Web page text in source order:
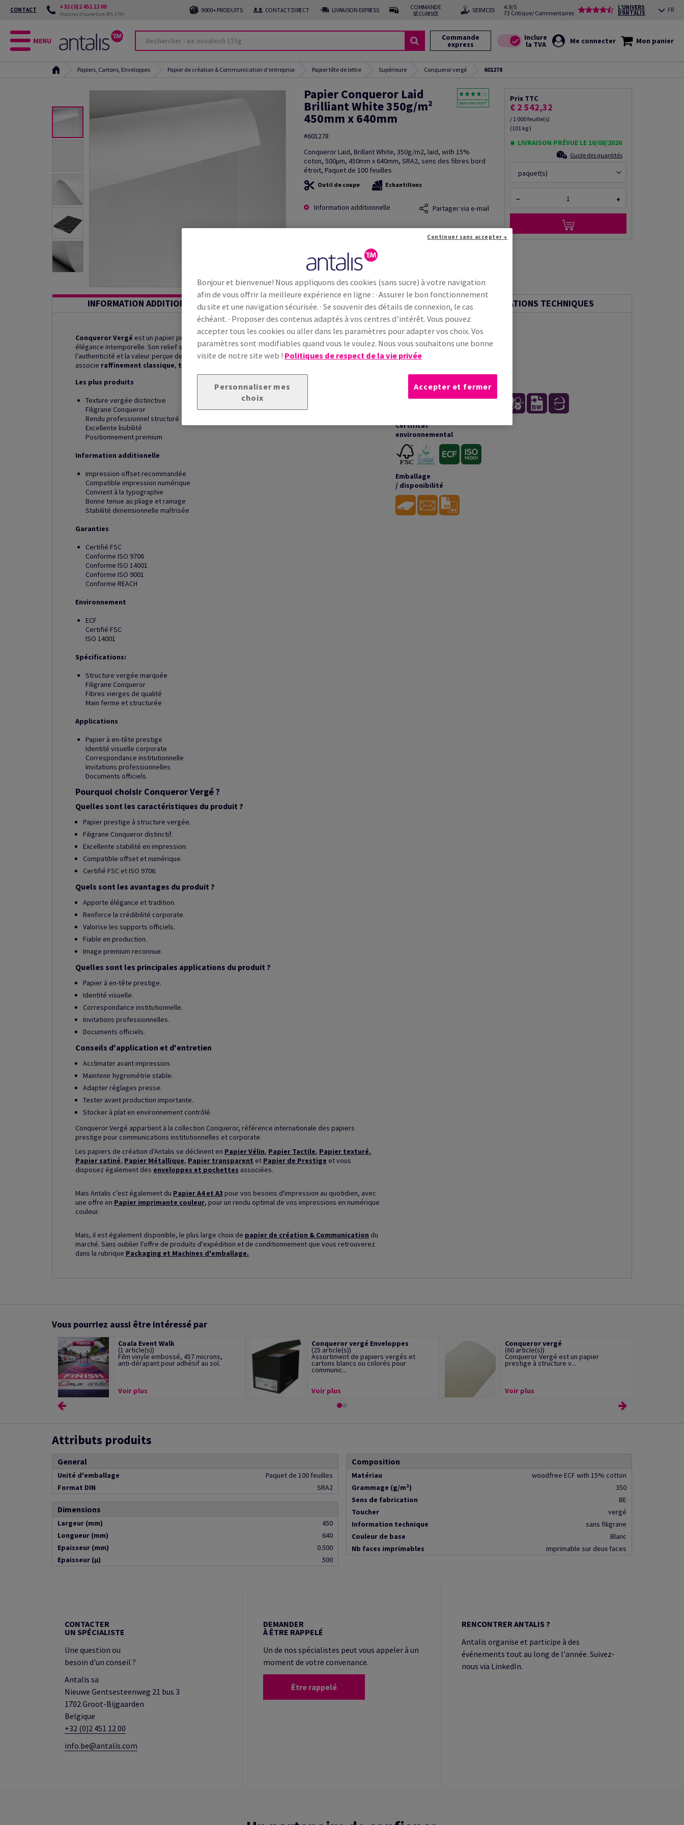
CONTACT +32 (0)2 451 12 00
Horaires d'ouverture (8h-17h) 9000+ PRODUITS CONTACT DIRECT LIVRAISON EXPRESS
COMMANDE
SÉCURISÉE
SERVICES
4.9/5
73 Critique/ Commentaires
L’UNIVERS
D’ANTALIS FR
MENU Commande
express Me connecter Mon panier
Papiers, Cartons, Enveloppes Papier de création & Communication d'entreprise Papier tête de lettre Supérieure Conqueror vergé 601278
Papier Conqueror Laid
Brilliant White 350g/m²
450mm x 640mm
#601278
Conqueror Laid, Brillant White, 350g/m2, laid, with 15%
coton, 500µm, 450mm x 640mm, SRA2, sens des fibres bord
étroit, Paquet de 100 feuilles
Outil de coupe Echantillons
Information additionnelle Partager via e-mail
Prix TTC
€ 2 542,32
/ 1 000 feuille(s)
(101 kg )
LIVRAISON PRÉVUE LE 10/08/2026
Guide des quantités
paquet(s)
− +
INFORMATION ADDITIONNELLE INFORMATIONS TECHNIQUES INFORMATIONS TECHNIQUES
Conqueror Vergé est un papier prestige à structure vergée traditionnelle, reconnu pour son
élégance intemporelle. Son relief subtil et son filigrane Conqueror distinctif renforcent
l’authenticité et la valeur perçue des supports. Adapté à l’impression offset et numérique, il
associe raffinement classique, texture vergée
Les plus produits
Texture vergée distinctive
Filigrane Conqueror
Rendu professionnel structuré
Excellente lisibilité
Positionnement premium
Information additionelle
Impression offset recommandée
Compatible impression numérique
Convient à la typographie
Bonne tenue au pliage et rainage
Stabilité dimensionnelle maîtrisée
Garanties
Certifié FSC
Conforme ISO 9706
Conforme ISO 14001
Conforme ISO 9001
Conforme REACH
Environnement
ECF
Certifié FSC
ISO 14001
Spécifications:
Structure vergée marquée
Filigrane Conqueror
Fibres vierges de qualité
Main ferme et structurée
Applications
Papier à en-tête prestige
Identité visuelle corporate
Correspondance institutionnelle
Invitations professionnelles
Documents officiels
Pourquoi choisir Conqueror Vergé ?
Quelles sont les caractéristiques du produit ?
Papier prestige à structure vergée.
Filigrane Conqueror distinctif.
Excellente stabilité en impression.
Compatible offset et numérique.
Certifié FSC et ISO 9706.
Quels sont les avantages du produit ?
Apporte élégance et tradition.
Renforce la crédibilité corporate.
Valorise les supports officiels.
Fiable en production.
Image premium reconnue.
Quelles sont les principales applications du produit ?
Papier à en-tête prestige.
Identité visuelle.
Correspondance institutionnelle.
Invitations professionnelles.
Documents officiels.
Conseils d'application et d'entretien
Acclimater avant impression.
Maintenir hygrométrie stable.
Adapter réglages presse.
Tester avant production importante.
Stocker à plat en environnement contrôlé.
Conqueror Vergé appartient à la collection Conqueror, référence internationale des papiers
prestige pour communications institutionnelles et corporate.
Les papiers de création d'Antalis se déclinent en Papier Vélin, Papier Tactile, Papier texturé,
Papier satiné, Papier Métallique, Papier transparent et Papier de Prestige et vous
disposez également des enveloppes et pochettes associées.
Mais Antalis c'est également du Papier A4 et A3 pour vos besoins d'impression au quotidien, avec
une offre en Papier imprimante couleur, pour un rendu optimal de vos impressions en numérique
couleur.
Mais, il est également disponible, le plus large choix de papier de création & Communication du
marché. Sans oublier l'offre de produits d'expédition et de conditionnement que vous retrouverez
dans la rubrique Packaging et Machines d'emballage.
Garanties
Impression &
transformation
Certificat
environnemental
Emballage
/ disponibilité
Vous pourriez aussi être intéressé par
Coala Event Walk
(1 article(s))
Film vinyle embossé, 457 microns,
anti-dérapant pour adhésif au sol.
Voir plus
Conqueror vergé Enveloppes
(25 article(s))
Assortiment de papiers vergés et
cartons blancs ou colorés pour
communic...
Voir plus
Conqueror vergé
(60 article(s))
Conqueror Vergé est un papier
prestige à structure v...
Voir plus
Attributs produits
General
Unité d'emballage
Paquet de 100 feuilles
Format DIN
SRA2
Dimensions
Largeur (mm)
450
Longueur (mm)
640
Epaisseur (mm)
0.500
Epaisseur (µ)
500
Composition
Matériau
woodfree ECF with 15% cotton
Grammage (g/m²)
350
Sens de fabrication
BE
Toucher
vergé
Information technique
sans filigrane
Couleur de base
Blanc
Nb faces imprimables
imprimable sur deux faces
CONTACTER
UN SPÉCIALISTE
Une question ou
besoin d'un conseil ?
Antalis sa
Nieuwe Gentsesteenweg 21 bus 3
1702 Groot-Bijgaarden
Belgique
+32 (0)2 451 12 00
info.be@antalis.com
DEMANDER
À ÊTRE RAPPELÉ
Un de nos spécialistes peut vous appeler à un
moment de votre convenance.
Être rappelé
RENCONTRER ANTALIS ?
Antalis organise et participe à des
événements tout au long de l'année. Suivez-
nous via LinkedIn.
Bonjour et bienvenue! Nous appliquons des cookies (sans sucre) à votre navigation
afin de vous offrir la meilleure expérience en ligne : · Assurer le bon fonctionnement
du site et une navigation sécurisée. · Se souvenir des détails de connexion, le cas
échéant. · Proposer des contenus adaptés à vos centres d’intérêt. Vous pouvez
accepter tous les cookies ou aller dans les paramètres pour adapter vos choix. Vos
paramètres sont modifiables quand vous le voulez. Nous vous souhaitons une bonne
visite de notre site web ! Politiques de respect de la vie privée
Personnaliser mes
choix
Continuer sans accepter →
Accepter et fermer